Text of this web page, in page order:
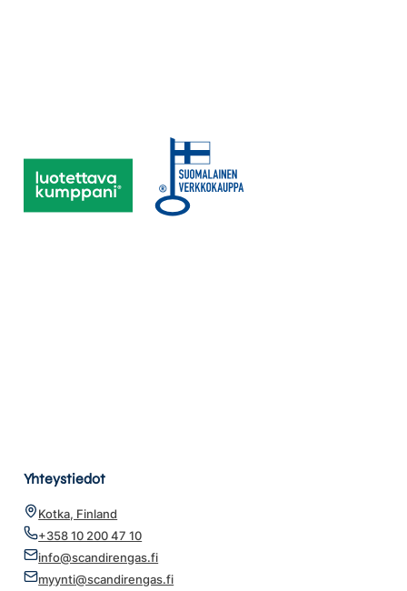
Yhteystiedot
Kotka, Finland
+358 10 200 47 10
info@scandirengas.fi
myynti@scandirengas.fi